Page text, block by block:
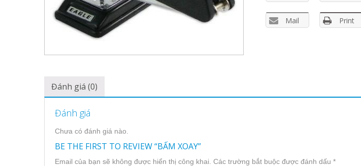
Mail Print
Đánh giá (0)
Đánh giá
Chưa có đánh giá nào.
BE THE FIRST TO REVIEW “BẤM XOAY”
Email của bạn sẽ không được hiển thị công khai. Các trường bắt buộc được đánh dấu *